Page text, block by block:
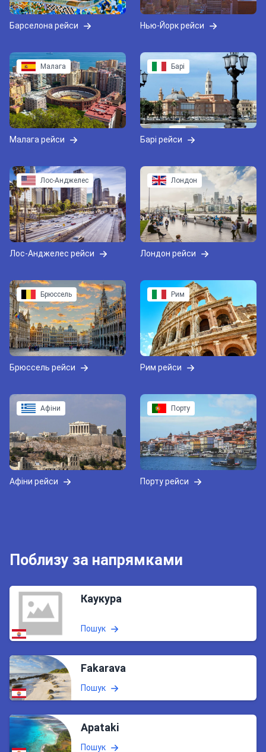
Барселона рейси Нью-Йорк рейси
Малага
Малага рейси
Барі
Барі рейси
Лос-Анджелес
Лос-Анджелес рейси
Лондон
Лондон рейси
Брюссель
Брюссель рейси
Рим
Рим рейси
Афіни
Афіни рейси
Порту
Порту рейси
Поблизу за напрямками
Каукура
Пошук
Fakarava
Пошук
Apataki
Пошук